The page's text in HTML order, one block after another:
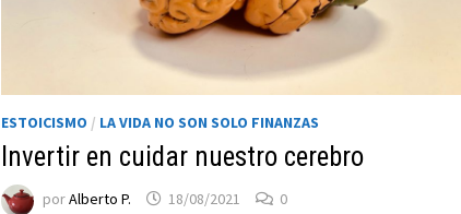
ESTOICISMO / LA VIDA NO SON SOLO FINANZAS
Invertir en cuidar nuestro cerebro
porAlberto P. 18/08/2021 0